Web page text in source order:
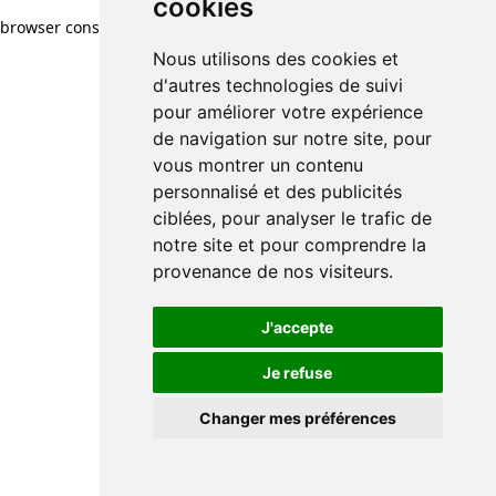
cookies
Nous utilisons des cookies et
d'autres technologies de suivi
pour améliorer votre expérience
de navigation sur notre site, pour
vous montrer un contenu
personnalisé et des publicités
ciblées, pour analyser le trafic de
notre site et pour comprendre la
provenance de nos visiteurs.
J'accepte
Je refuse
Changer mes préférences
browser console for more information)